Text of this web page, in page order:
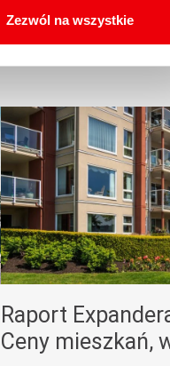
Zezwól na wszystkie
Raport
Ceny mieszkań,